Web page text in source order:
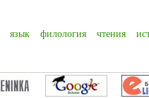
язык
филология чтения